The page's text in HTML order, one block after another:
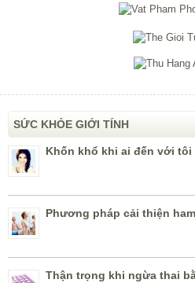
SỨC KHỎE GIỚI TÍNH
Khốn khổ khi ai đến với
Phương pháp cải thiện
Thận trọng khi ngừa thai